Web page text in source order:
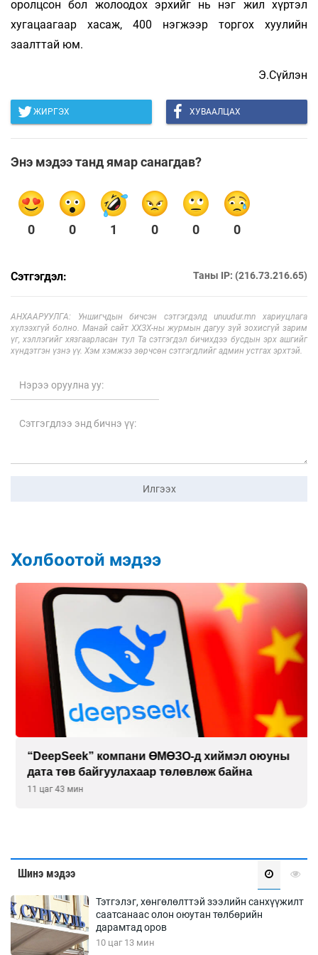
оролцсон бол жолоодох эрхийг нь нэг жил хүртэл
хугацаагаар хасаж, 400 нэгжээр торгох хуулийн
заалттай юм.
Э.Сүйлэн
ЖИРГЭХ ХУВААЛЦАХ
Энэ мэдээ танд ямар санагдав?
0 0 1 0 0 0
Сэтгэгдэл: Таны IP: (216.73.216.65)
АНХААРУУЛГА: Уншигчдын бичсэн сэтгэгдэлд unuudur.mn хариуцлага
хүлээхгүй болно. Манай сайт ХХЗХ-ны журмын дагуу зүй зохисгүй зарим
үг, хэллэгийг хязгаарласан тул Та сэтгэгдэл бичихдээ бусдын эрх ашгийг
хүндэтгэн үзнэ үү. Хэм хэмжээ зөрчсөн сэтгэгдлийг админ устгах эрхтэй.
Илгээх
Холбоотой мэдээ
“DeepSeek” компани ӨМӨЗО-д хиймэл оюуны
дата төв байгуулахаар төлөвлөж байна
11 цаг 43 мин
Шинэ мэдээ
Тэтгэлэг, хөнгөлөлттэй зээлийн санхүүжилт
саатсанаас олон оюутан төлбөрийн
дарамтад оров
10 цаг 13 мин